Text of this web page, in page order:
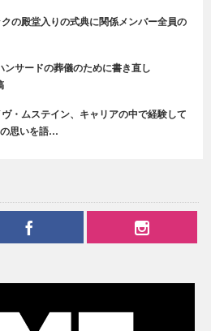
の殿堂入りの式典に関係メンバー全員の
ンサードの葬儀のために書き直し
・ムステイン、キャリアの中で経験して
思いを語…